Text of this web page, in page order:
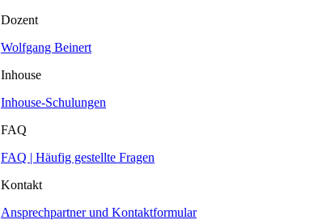
Dozent
Wolfgang Beinert
Inhouse
Inhouse-Schulungen
FAQ
FAQ | Häufig gestellte Fragen
Kontakt
Ansprechpartner und Kontaktformular